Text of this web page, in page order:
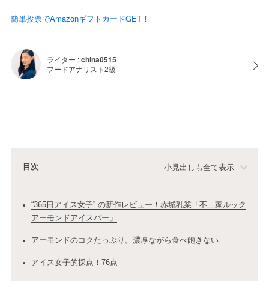
簡単投票でAmazonギフトカードGET！
ライター :china0515
フードアナリスト2級
目次 小見出しも全て表示
“365日アイス女子” の新作レビュー！赤城乳業「不二家ルック
アーモンドアイスバー」
アーモンドのコクたっぷり。濃厚ながら食べ飽きない
アイス女子的採点！76点